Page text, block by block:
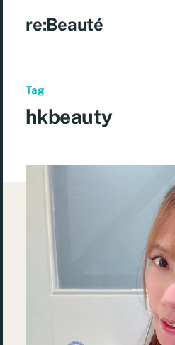
re:Beauté
Tag
hkbeauty